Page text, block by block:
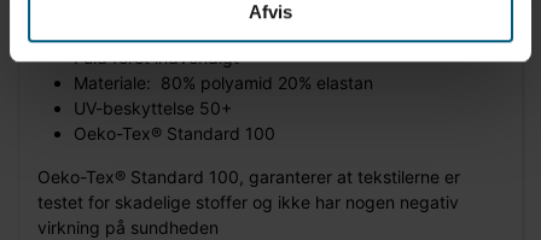
Afvis
Fuld foret indvendigt
Materiale: 80% polyamid 20% elastan
UV-beskyttelse 50+
Oeko-Tex® Standard 100
Oeko-Tex® Standard 100, garanterer at tekstilerne er
testet for skadelige stoffer og ikke har nogen negativ
virkning på sundheden